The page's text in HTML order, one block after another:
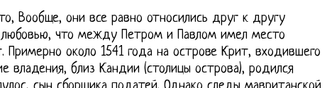
Вообще, они все равно относились друг к другу
любовью, что между Петром и Павлом имел место
Примерно около 1541 года на острове Крит, входившего
владения, близ Кандии (столицы острова), родился